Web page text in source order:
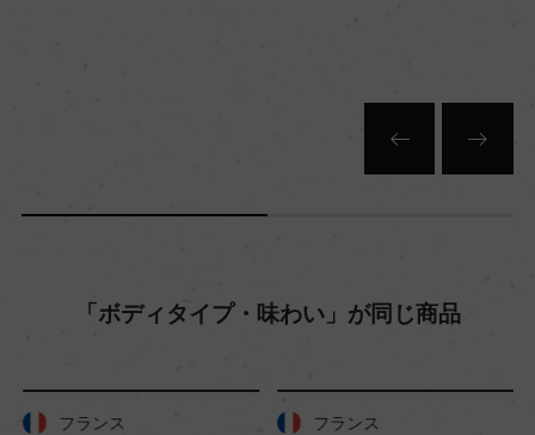
85hl/ha
土壌
「ボディタイプ・味わい」が同じ商品
フランス フランス